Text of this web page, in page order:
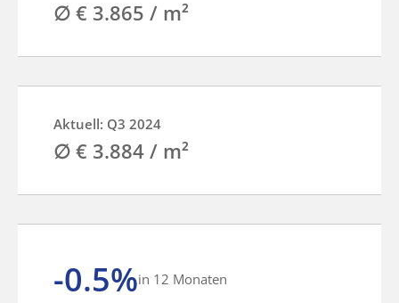
∅ € 3.865 / m²
Aktuell: Q3 2024
∅ € 3.884 / m²
-0.5%in 12 Monaten